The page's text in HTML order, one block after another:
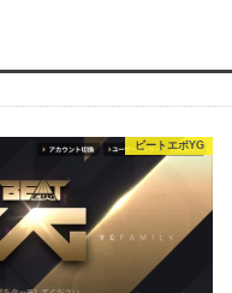
ビートエボYG